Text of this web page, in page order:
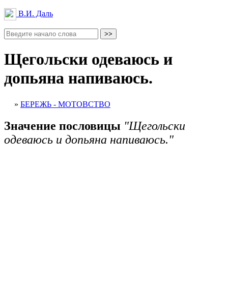
В.И. Даль
Щегольски одеваюсь и
допьяна напиваюсь.
» БЕРЕЖЬ - МОТОВСТВО
Значение пословицы "Щегольски
одеваюсь и допьяна напиваюсь."